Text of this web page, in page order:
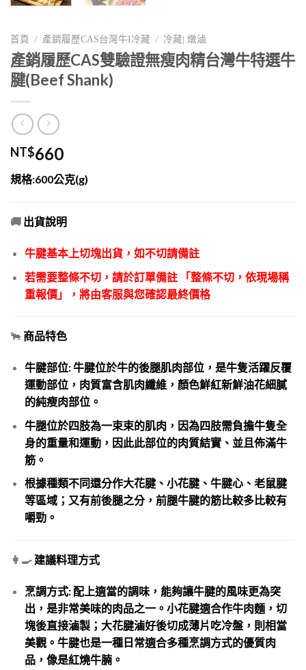
首頁 / 產銷履歷CAS台灣牛I冷藏 / 冷藏| 燉滷
產銷履歷CAS雙驗證無瘦肉精台灣牛特選牛
腱(Beef Shank)
NT$660
規格:600公克(g)
🚚 出貨說明
牛腱基本上切塊出貨，如不切請備註
若需要整條不切，請於訂單備註 「整條不切，依現場稱
重報價」，將由客服與您確認最終價格
🐂 商品特色
牛腱部位: 牛腱位於牛的後腿肌肉部位，是牛隻活躍反覆
運動部位，肉質富含肌肉纖維，顏色鮮紅新鮮油花細膩
的純瘦肉部位。
牛腿位於四肢為一束束的肌肉，因為四肢需負擔牛隻全
身的重量和運動，因此此部位的肉質結實、並且佈滿牛
筋。
根據種類不同還分作大花腱、小花腱、牛腱心、老鼠腱
等區域；又有前後腿之分，前腿牛腱的筋比較多比較有
嚼勁。
👩‍🍳 建議料理方式
烹調方式: 配上適當的調味，能夠讓牛腱的風味更為突
出，是非常美味的肉品之一。小花腱適合作牛肉麵，切
塊後直接滷製；大花腱滷好後切成薄片吃冷盤，則相當
美觀。牛腱也是一種日常適合多種烹調方式的優質肉
品，像是紅燒牛腩。